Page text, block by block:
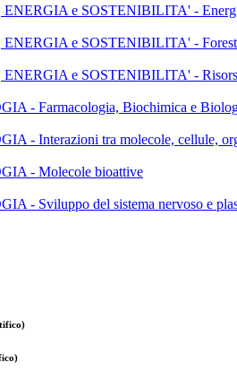
e SOSTENIBILITA' -
e SOSTENIBILITA' -
e SOSTENIBILITA' -
- Farmacologia, Biochimica e
- Interazioni tra molecole, cellule,
- Molecole bioattive
- Sviluppo del sistema nervoso e